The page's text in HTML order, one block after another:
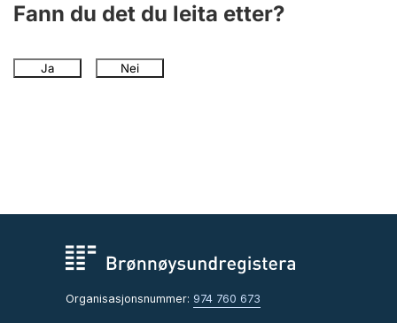
Fann du det du leita etter?
Ja Nei
Organisasjonsnummer: 974 760 673